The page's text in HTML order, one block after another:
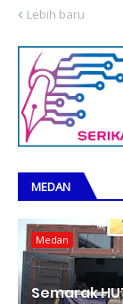
Lebih baru
MEDAN
Medan
Semarak